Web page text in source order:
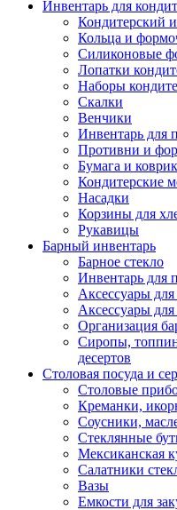
Инвентарь для
Кондитерский
Кольца и
Силиконовые
Лопатки
Наборы
Скалки
Венчики
Инвентарь для
Противни и
Бумага и
Кондитерские
Насадки
Корзины для
Рукавицы
Барный инвентарь
Барное стекло
Инвентарь для
Аксессуары
Аксессуары для
Организация
Сиропы,
десертов
Столовая посуда и
Столовые
Креманки,
Соусники,
Стеклянные
Мексиканская
Салатники
Вазы
Емкости для